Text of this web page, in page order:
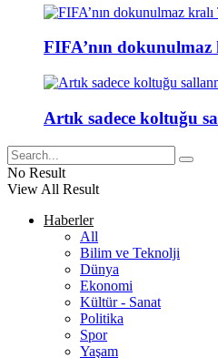
FIFA’nın dokunulmaz
Artık sadece koltuğu
No Result
View All Result
Haberler
All
Bilim ve Teknolji
Dünya
Ekonomi
Kültür - Sanat
Politika
Spor
Yaşam